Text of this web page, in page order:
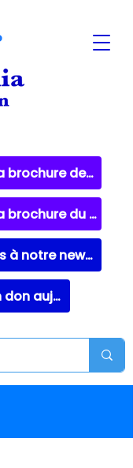
Télécharger la brochure destinée aux patients
Télécharger la brochure du fournisseur
Abonnez-vous à notre newsletter
Faites un don aujourd'hui